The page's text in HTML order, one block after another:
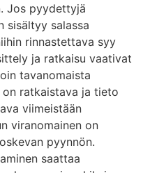
Jos pyydettyjä
sisältyy salassa
rinnastettava syy
ja ratkaisu vaativat
tavanomaista
on ratkaistava ja tieto
viimeistään
viranomainen on
pyynnön.
saattaa